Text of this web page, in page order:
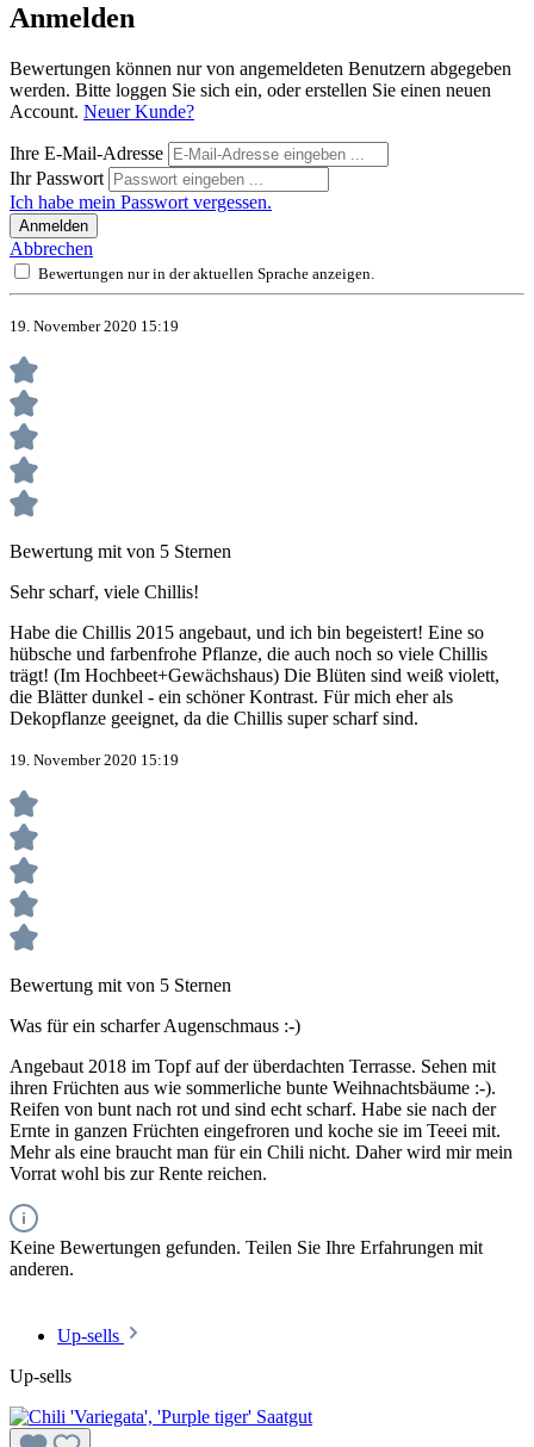
Anmelden
Bewertungen können nur von angemeldeten Benutzern abgegeben
werden. Bitte loggen Sie sich ein, oder erstellen Sie einen neuen
Account. Neuer Kunde?
Ihre E-Mail-Adresse
Ihr Passwort
Ich habe mein Passwort vergessen.
Anmelden
Abbrechen
Bewertungen nur in der aktuellen Sprache anzeigen.
19. November 2020 15:19
Bewertung mit von 5 Sternen
Sehr scharf, viele Chillis!
Habe die Chillis 2015 angebaut, und ich bin begeistert! Eine so
hübsche und farbenfrohe Pflanze, die auch noch so viele Chillis
trägt! (Im Hochbeet+Gewächshaus) Die Blüten sind weiß violett,
die Blätter dunkel - ein schöner Kontrast. Für mich eher als
Dekopflanze geeignet, da die Chillis super scharf sind.
19. November 2020 15:19
Bewertung mit von 5 Sternen
Was für ein scharfer Augenschmaus :-)
Angebaut 2018 im Topf auf der überdachten Terrasse. Sehen mit
ihren Früchten aus wie sommerliche bunte Weihnachtsbäume :-).
Reifen von bunt nach rot und sind echt scharf. Habe sie nach der
Ernte in ganzen Früchten eingefroren und koche sie im Teeei mit.
Mehr als eine braucht man für ein Chili nicht. Daher wird mir mein
Vorrat wohl bis zur Rente reichen.
Keine Bewertungen gefunden. Teilen Sie Ihre Erfahrungen mit
anderen.
Up-sells
Up-sells